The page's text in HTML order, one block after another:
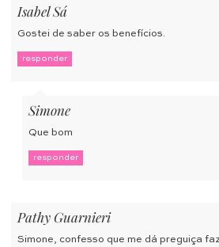
Isabel Sá
Gostei de saber os benefícios.
responder
Simone
Que bom
responder
Pathy Guarnieri
Simone, confesso que me dá preguiça